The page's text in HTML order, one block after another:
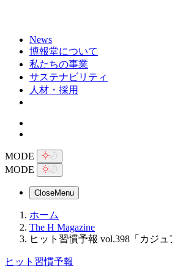
News
博報堂について
私たちの事業
サステナビリティ
人材・採用
MODE
MODE
CloseMenu
ホーム
The H Magazine
ヒット習慣予報 vol.398「カジュ
ヒット習慣予報